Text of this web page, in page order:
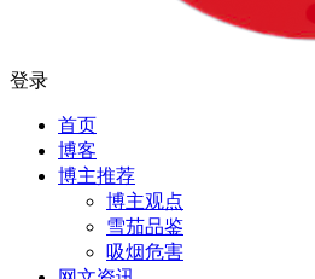
登录
首页
博客
博主推荐
博主观点
雪茄品鉴
吸烟危害